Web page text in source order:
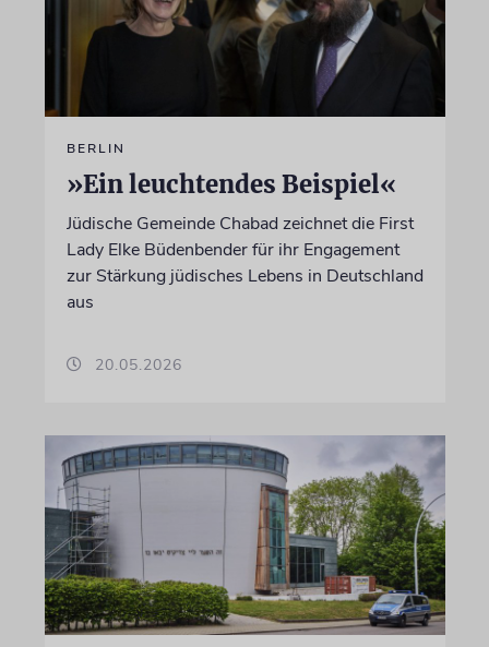
BERLIN
»Ein leuchtendes Beispiel«
Jüdische Gemeinde Chabad zeichnet die First
Lady Elke Büdenbender für ihr Engagement
zur Stärkung jüdisches Lebens in Deutschland
aus
20.05.2026